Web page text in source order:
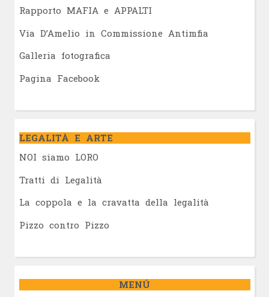
Rapporto MAFIA e APPALTI
Via D’Amelio in Commissione Antimfia
Galleria fotografica
Pagina Facebook
LEGALITÀ E ARTE
NOI siamo LORO
Tratti di Legalità
La coppola e la cravatta della legalità
Pizzo contro Pizzo
MENÚ